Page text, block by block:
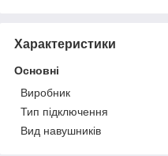
Характеристики
Основні
Виробник
Тип підключення
Вид навушників